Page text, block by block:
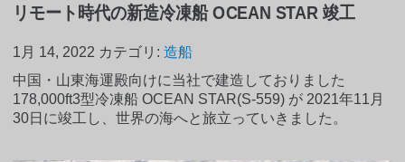
リモート時代の新造冷凍船 OCEAN STAR 竣工
1月 14, 2022 カテゴリ:造船
中国・山東海運殿向けに当社で建造しておりました
178,000ft3型冷凍船 OCEAN STAR(S-559) が 2021年11月
30日に竣工し、世界の海へと旅立っていきました。